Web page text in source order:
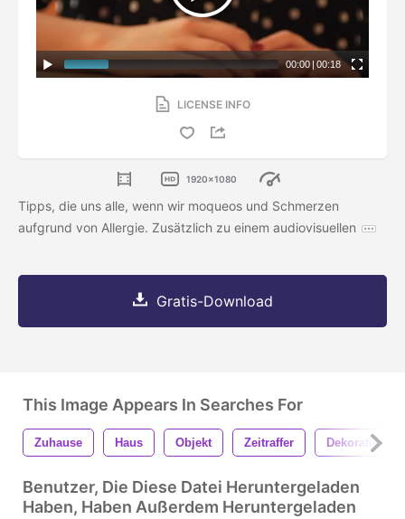
00:00 | 00:18
LICENSE INFO
1920x1080
Tipps, die uns alle, wenn wir moqueos und Schmerzen
aufgrund von Allergie. Zusätzlich zu einem audiovisuellen
Gratis-Download
This Image Appears In Searches For
Zuhause Haus Objekt Zeitraffer Dekorativ
Benutzer, Die Diese Datei Heruntergeladen
Haben, Haben Außerdem Heruntergeladen